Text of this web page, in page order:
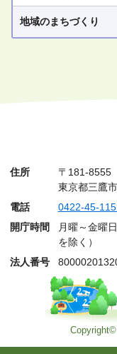
地域のまちづくり
住所
〒181-8555
東京都三鷹
電話
0422-45-
開庁時間
月曜～金曜
を除く）
法人番号